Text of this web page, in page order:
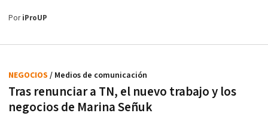
PoriProUP
Tras renunciar a TN, el nuevo trabajo y los
negocios de Marina Señuk
NEGOCIOS / Medios de comunicación